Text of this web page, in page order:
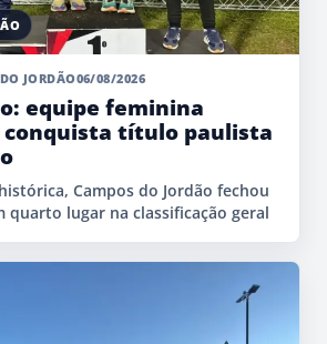
JORDÃO06/08/2026
equipe feminina
conquista título paulista
Campos do Jordão fechou
quarto lugar na classificação geral